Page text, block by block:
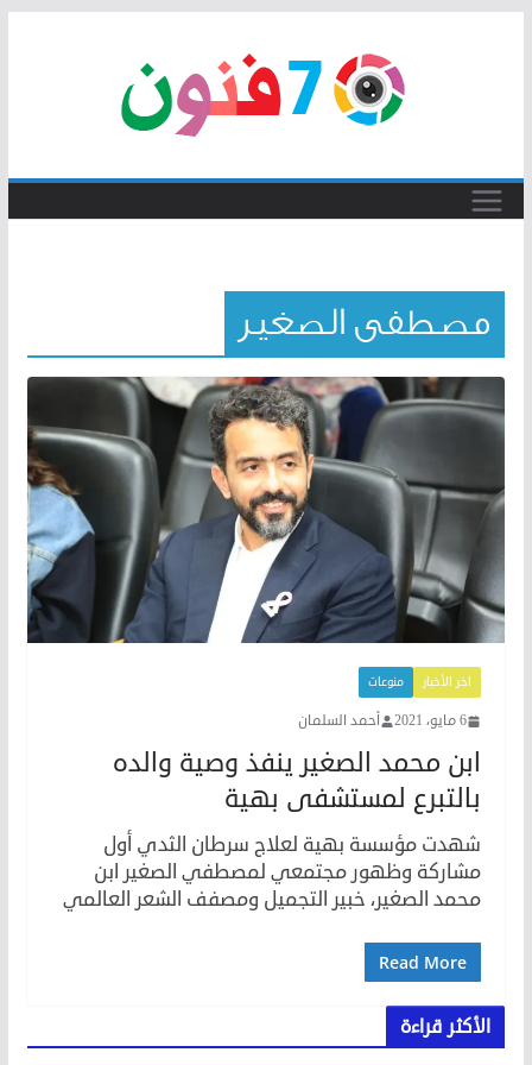
مصطفى الصغير
اخر الأخبار منوعات
6 مايو، 2021 أحمد السلمان
ابن محمد الصغير ينفذ وصية والده
بالتبرع لمستشفى بهية
شهدت مؤسسة بهية لعلاج سرطان الثدي أول
مشاركة وظهور مجتمعي لمصطفي الصغير ابن
محمد الصغير، خبير التجميل ومصفف الشعر العالمي
Read More
الأكثر قراءة